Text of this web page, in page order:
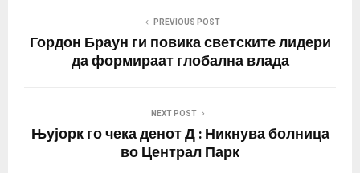
PREVIOUS POST
Гордон Браун ги повика светските лидери
да формираат глобална влада
NEXT POST
Њујорк го чека денот Д : Никнува болница
во Централ Парк